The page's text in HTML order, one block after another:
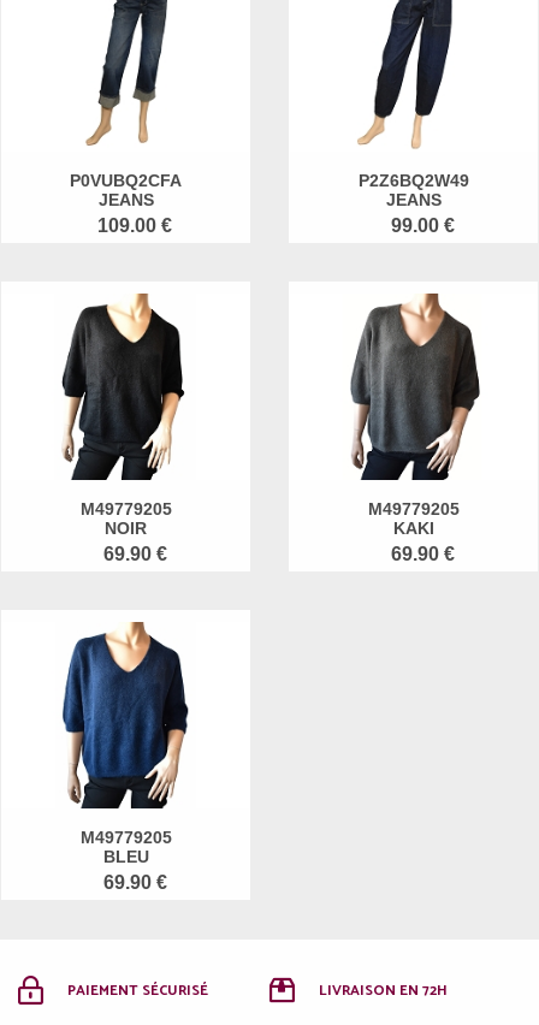
P0VUBQ2CFA
JEANS
109.00 €
P2Z6BQ2W49
JEANS
99.00 €
M49779205
NOIR
69.90 €
M49779205
KAKI
69.90 €
M49779205
BLEU
69.90 €
PAIEMENT SÉCURISÉ LIVRAISON EN 72H